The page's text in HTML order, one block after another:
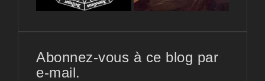
Abonnez-vous à ce blog par
e-mail.